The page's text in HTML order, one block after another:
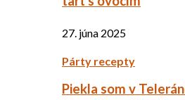
27. júna 2025
Párty recepty
Piekla som v